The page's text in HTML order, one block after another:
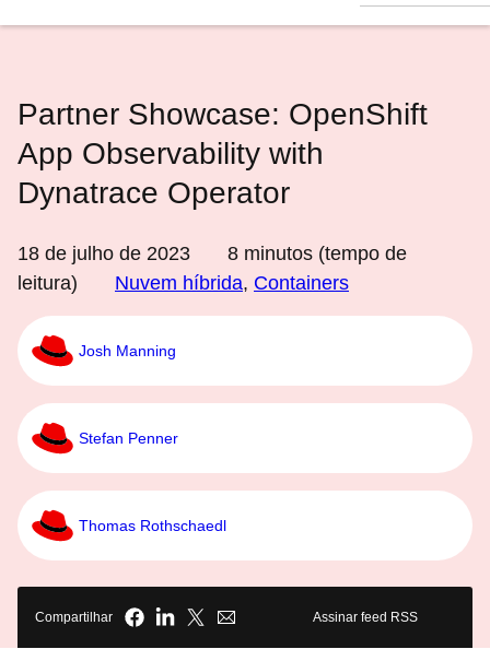
Partner Showcase: OpenShift
App Observability with
Dynatrace Operator
18 de julho de 2023 8 minutos (tempo de
leitura)
Nuvem híbrida, Containers
Josh Manning
Stefan Penner
Thomas Rothschaedl
Compartilhar Assinar feed RSS